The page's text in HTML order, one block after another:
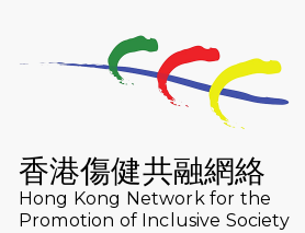
2025-09-08 渣打香港馬拉松
Lockton
Run 2025
2025-08-07 諾德 x 猛龍慈善
香港傷健共融網絡
Hong Kong Network for the
Promotion of Inclusive Society